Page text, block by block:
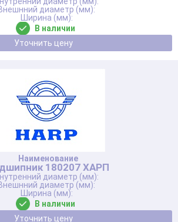
В наличии
Уточнить цену
180207 ХАРП
В наличии
Уточнить цену